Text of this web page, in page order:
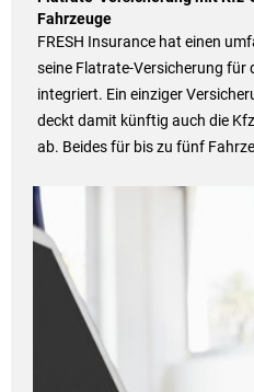
Fahrzeuge
FRESH Insurance hat einen
seine Flatrate-Versicherung für
integriert. Ein einziger
deckt damit künftig auch die
ab. Beides für bis zu fünf